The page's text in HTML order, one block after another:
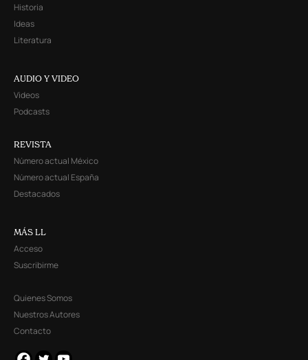
Historia
Ideas
Literatura
AUDIO Y VIDEO
Videos
Podcasts
REVISTA
Número actual México
Número actual España
Destacados
MÁS LL
Acceso
Suscribirme
Quienes Somos
Nuestros Autores
Contacto